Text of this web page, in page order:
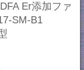
Er添加ファ
SM-B1